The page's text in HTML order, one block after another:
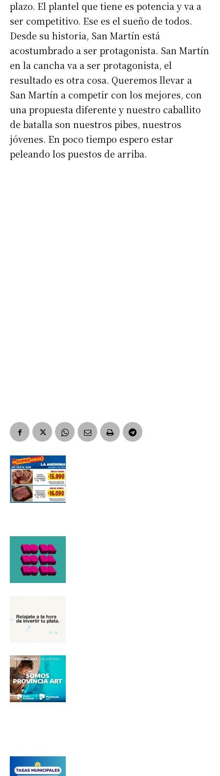
Dirección de correo electrónico*
Apellidos
Número de teléfono
plazo. El plantel que tiene es potencia y va a
ser competitivo. Ese es el sueño de todos.
Desde su historia, San Martín está
acostumbrado a ser protagonista. San Martín
en la cancha va a ser protagonista, el
resultado es otra cosa. Queremos llevar a
San Martín a competir con los mejores, con
una propuesta diferente y nuestro caballito
de batalla son nuestros pibes, nuestros
jóvenes. En poco tiempo espero estar
peleando los puestos de arriba.